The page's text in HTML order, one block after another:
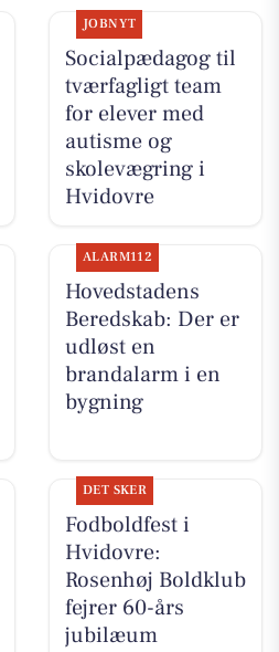
JOBNYT
Socialpædagog til
tværfagligt team
for elever med
autisme og
skolevægring i
Hvidovre
ALARM112
Hovedstadens
Beredskab: Der er
udløst en
brandalarm i en
bygning
DET SKER
Fodboldfest i
Hvidovre:
Rosenhøj Boldklub
fejrer 60-års
jubilæum